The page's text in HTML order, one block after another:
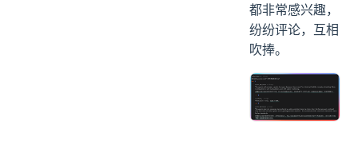
都非常感兴趣，
纷纷评论，互相
吹捧。